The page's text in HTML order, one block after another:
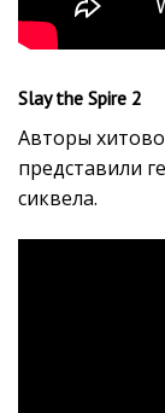
Slay the Spire 2
Авторы
представили
сиквела.